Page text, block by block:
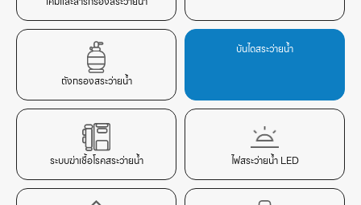
ถังกรองสระว่ายน้ำ
บันไดสระว่ายน้ำ
ระบบฆ่าเชื้อโรคสระว่ายน้ำ ไฟสระว่ายน้ำ LED